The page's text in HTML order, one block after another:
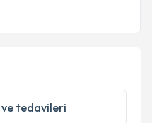
ilişkinAydınlatma
verilerimin belirtilen
ediyorum.
tedavileri